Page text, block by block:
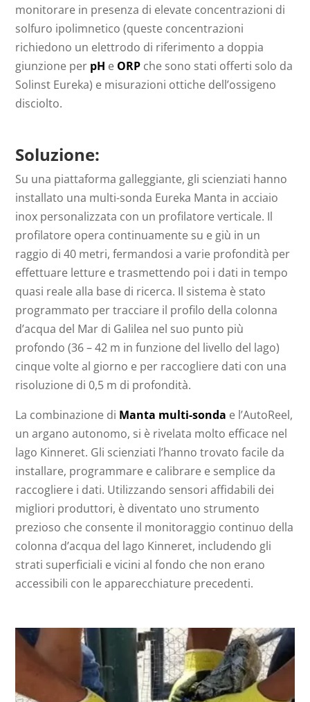
monitorare in presenza di elevate concentrazioni di
solfuro ipolimnetico (queste concentrazioni
richiedono un elettrodo di riferimento a doppia
giunzione per pH e ORP che sono stati offerti solo da
Solinst Eureka) e misurazioni ottiche dell’ossigeno
disciolto.
Soluzione:
Su una piattaforma galleggiante, gli scienziati hanno
installato una multi-sonda Eureka Manta in acciaio
inox personalizzata con un profilatore verticale. Il
profilatore opera continuamente su e giù in un
raggio di 40 metri, fermandosi a varie profondità per
effettuare letture e trasmettendo poi i dati in tempo
quasi reale alla base di ricerca. Il sistema è stato
programmato per tracciare il profilo della colonna
d’acqua del Mar di Galilea nel suo punto più
profondo (36 – 42 m in funzione del livello del lago)
cinque volte al giorno e per raccogliere dati con una
risoluzione di 0,5 m di profondità.
La combinazione di Manta multi-sonda e l’AutoReel,
un argano autonomo, si è rivelata molto efficace nel
lago Kinneret. Gli scienziati l’hanno trovato facile da
installare, programmare e calibrare e semplice da
raccogliere i dati. Utilizzando sensori affidabili dei
migliori produttori, è diventato uno strumento
prezioso che consente il monitoraggio continuo della
colonna d’acqua del lago Kinneret, includendo gli
strati superficiali e vicini al fondo che non erano
accessibili con le apparecchiature precedenti.